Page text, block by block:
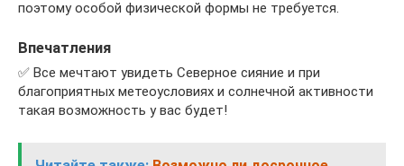
поэтому особой физической формы не требуется.
Впечатления
✅ Все мечтают увидеть Северное сияние и при
благоприятных метеоусловиях и солнечной активности
такая возможность у вас будет!